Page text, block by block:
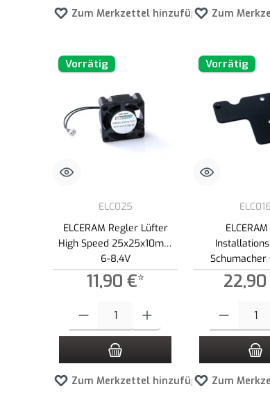
Zum Merkzettel hinzufügen Zum
Vorrätig
ELC025
ELCERAM Regler Lüfter
High Speed 25x25x10mm
6-8,4V
11,90 €*
Zum Merkzettel hinzufügen
Vorrätig
ELC016
Schumacher
Zum